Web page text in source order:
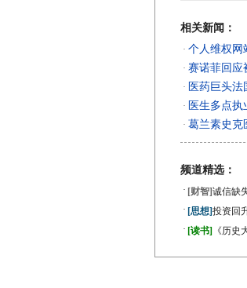
相关新闻：
· 个人维权网
· 赛诺菲回应
· 医药巨头
· 医生多点
· 葛兰素史克
频道精选：
· [财智]诚信缺
· [思想]投资回
· [读书] 《历史